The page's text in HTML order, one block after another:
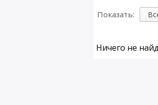
Показать:
Ничего не